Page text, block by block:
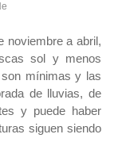
noviembre a abril,
sol y menos
mínimas y las
de lluvias, de
y puede haber
siguen siendo